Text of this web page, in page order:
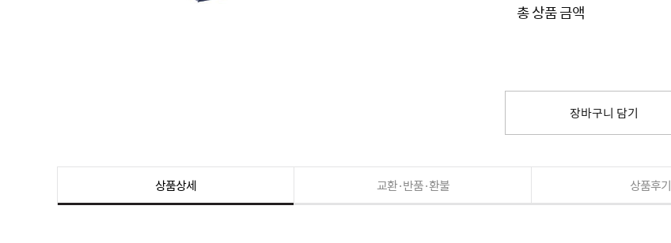
총 상품 금액
장바구니 담기
상품상세 교환·반품·환불 상품후기